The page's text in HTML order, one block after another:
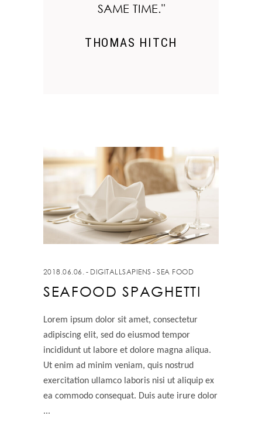
SAME TIME."
THOMAS HITCH
2018.06.06. DIGITALLSAPIENS SEA FOOD
SEAFOOD SPAGHETTI
Lorem ipsum dolor sit amet, consectetur
adipiscing elit, sed do eiusmod tempor
incididunt ut labore et dolore magna aliqua.
Ut enim ad minim veniam, quis nostrud
exercitation ullamco laboris nisi ut aliquip ex
ea commodo consequat. Duis aute irure dolor